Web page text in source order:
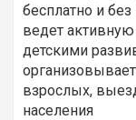
бесплатно и
ведет активную
детскими
взрослых,
населения